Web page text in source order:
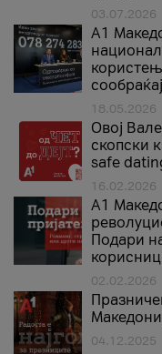
03.07.2026
A1
18.05.2026
Овој
скопски
safe
16.02.2026
А1
Подари
02.02.2026
04.12.2025